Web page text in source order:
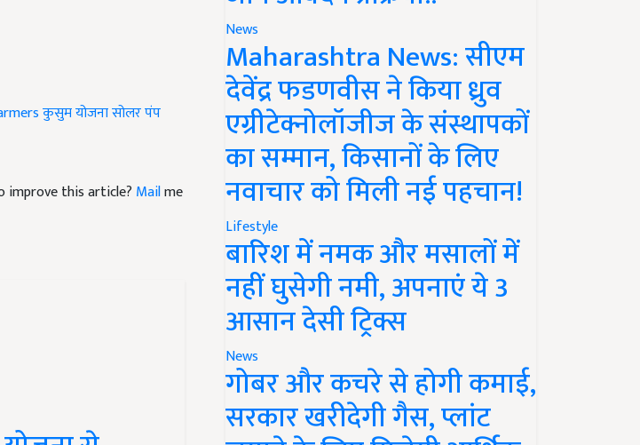
this article?
से
News
Maharashtra News: सीएम
देवेंद्र फडणवीस ने किया ध्रुव
एग्रीटेक्नोलॉजीज के संस्थापकों
का सम्मान, किसानों के लिए
नवाचार को मिली नई पहचान!
Lifestyle
बारिश में नमक और मसालों में
नहीं घुसेगी नमी, अपनाएं ये 3
आसान देसी ट्रिक्स
News
गोबर और कचरे से होगी कमाई,
सरकार खरीदेगी गैस, प्लांट